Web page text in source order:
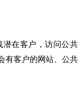
潜在客户，访问公共
有客户的网站、公共